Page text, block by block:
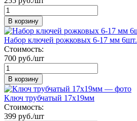
В корзину
Набор ключей рожковых 6-17 мм 6шт.
Стоимость:
700 руб./шт
В корзину
Ключ трубчатый 17х19мм
Стоимость:
399 руб./шт